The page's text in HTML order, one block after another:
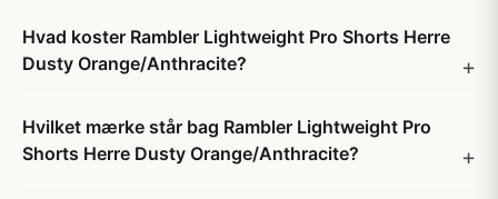
Hvad koster Rambler Lightweight Pro Shorts Herre
Dusty Orange/Anthracite?
Hvilket mærke står bag Rambler Lightweight Pro
Shorts Herre Dusty Orange/Anthracite?